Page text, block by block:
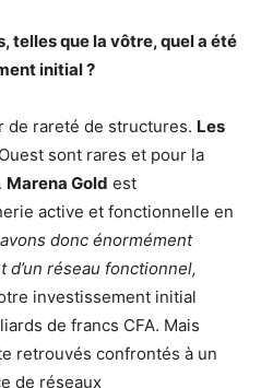
telles que la vôtre, quel a été
initial ?
de rareté de structures. Les
sont rares et pour la
Marena Gold est
active et fonctionnelle en
donc énormément
d’un réseau fonctionnel,
investissement initial
de francs CFA. Mais
retrouvés confrontés à un
de réseaux